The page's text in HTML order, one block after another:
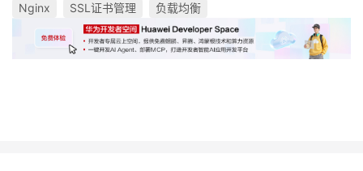
Nginx SSL证书管理 负载均衡